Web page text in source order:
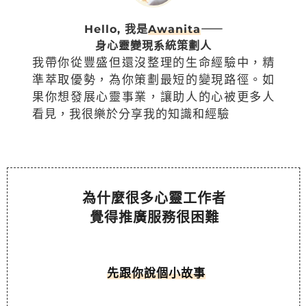
Hello, 我是Awanita⸺
身心靈變現系統策劃人
我帶你從豐盛但還沒整理的生命經驗中，精
準萃取優勢，為你策劃最短的變現路徑。如
果你想發展心靈事業，讓助人的心被更多人
看見，我很樂於分享我的知識和經驗
為什麼很多心靈工作者
覺得推廣服務很困難
先跟你說個小故事